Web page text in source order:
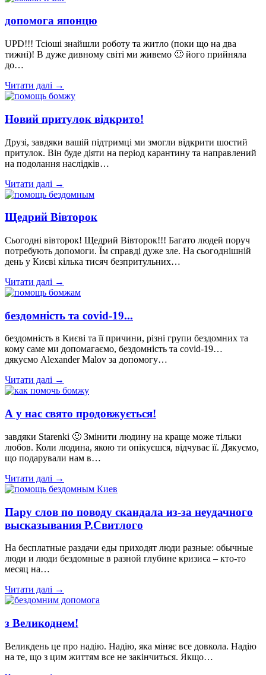
допомога японцю
UPD!!! Тсіоші знайшли роботу та житло (поки що на два
тижні)! В дуже дивному світі ми живемо 🙂 його прийняла
до…
Читати далі →
Новий притулок відкрито!
Друзі, завдяки вашій підтримці ми змогли відкрити шостий
притулок. Він буде діяти на період карантину та направлений
на подолання наслідків…
Читати далі →
Щедрий Вівторок
Сьогодні вівторок! Щедрий Вівторок!!! Багато людей поруч
потребують допомоги. Їм справді дуже зле. На сьогоднішній
день у Києві кілька тисяч безпритульних…
Читати далі →
бездомність та covid-19...
бездомність в Києві та її причини, різні групи бездомних та
кому саме ми допомагаємо, бездомність та covid-19…
дякуємо Alexander Malov за допомогу…
Читати далі →
А у нас свято продовжується!
завдяки Starenki 🙂 Змінити людину на краще може тільки
любов. Коли людина, якою ти опікуєшся, відчуває її. Дякуємо,
що подарували нам в…
Читати далі →
Пару слов по поводу скандала из-за неудачного
высказывания Р.Свитлого
На бесплатные раздачи еды приходят люди разные: обычные
люди и люди бездомные в разной глубине кризиса – кто-то
месяц на…
Читати далі →
з Великоднем!
Великдень це про надію. Надію, яка міняє все довкола. Надію
на те, що з цим життям все не закінчиться. Якщо…